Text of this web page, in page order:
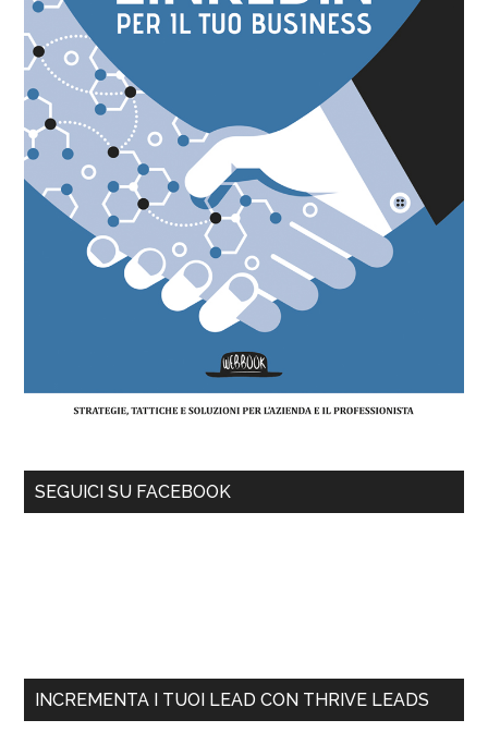
SEGUICI SU FACEBOOK
INCREMENTA I TUOI LEAD CON THRIVE LEADS